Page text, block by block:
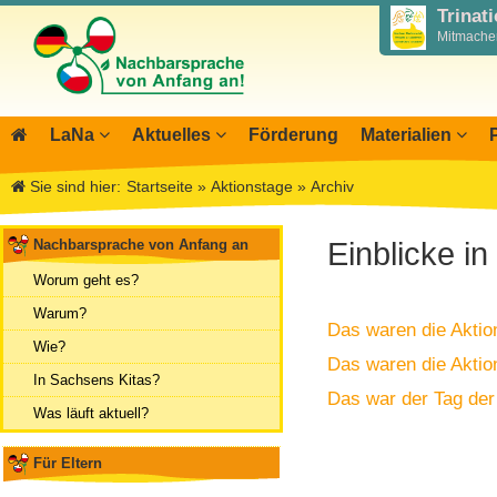
LaNa
Über LaNa
DPJW Zentralstelle
Team
Kontakt
Aktuelles
Blog LaNa
Termine, Veranstaltungen
Feste, Feiertage, Schulferien
Ausschreibungen
Förderung Materialien
Wegweiser NiKiS
Serie Biedronka,
Wanderausstellung
Archiv
Aktionstage 2025
Aktionstage 2024
Tag der Nachbarsprachen 2023
Sie sind hier: Startseite » Aktionstage » Archiv
Nachbarsprache von Anfang an
Worum geht es?
Warum?
Wie?
In Sachsens Kitas?
Was läuft aktuell?
Für Eltern
Einblicke
Das waren die
Das waren die
Das war der Tag